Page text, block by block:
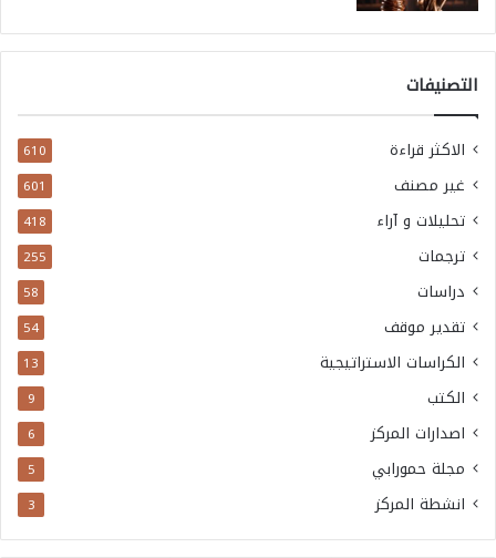
التصنيفات
الاكثر قراءة 610
غير مصنف 601
تحليلات و آراء 418
ترجمات 255
دراسات 58
تقدير موقف 54
الكراسات الاستراتيجية 13
الكتب 9
اصدارات المركز 6
مجلة حمورابي 5
انشطة المركز 3